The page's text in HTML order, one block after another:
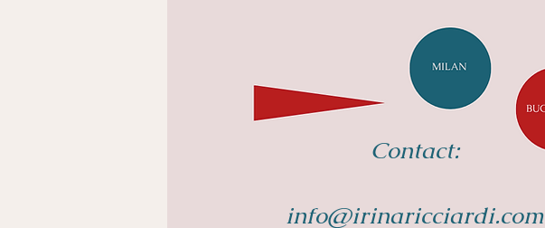
Contact:
info@irinaricciardi.com